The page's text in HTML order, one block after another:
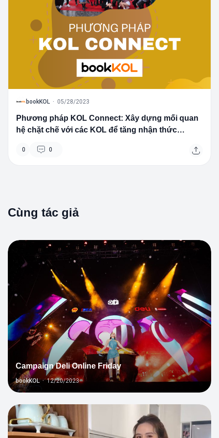
B bookKOL · 05/28/2023
Phương pháp KOL Connect: Xây dựng mối quan
hệ chặt chẽ với các KOL để tăng nhận thức
0 0
Cùng tác giả
Campaign Deli Online Friday
bookKOL · 12/20/2023
7